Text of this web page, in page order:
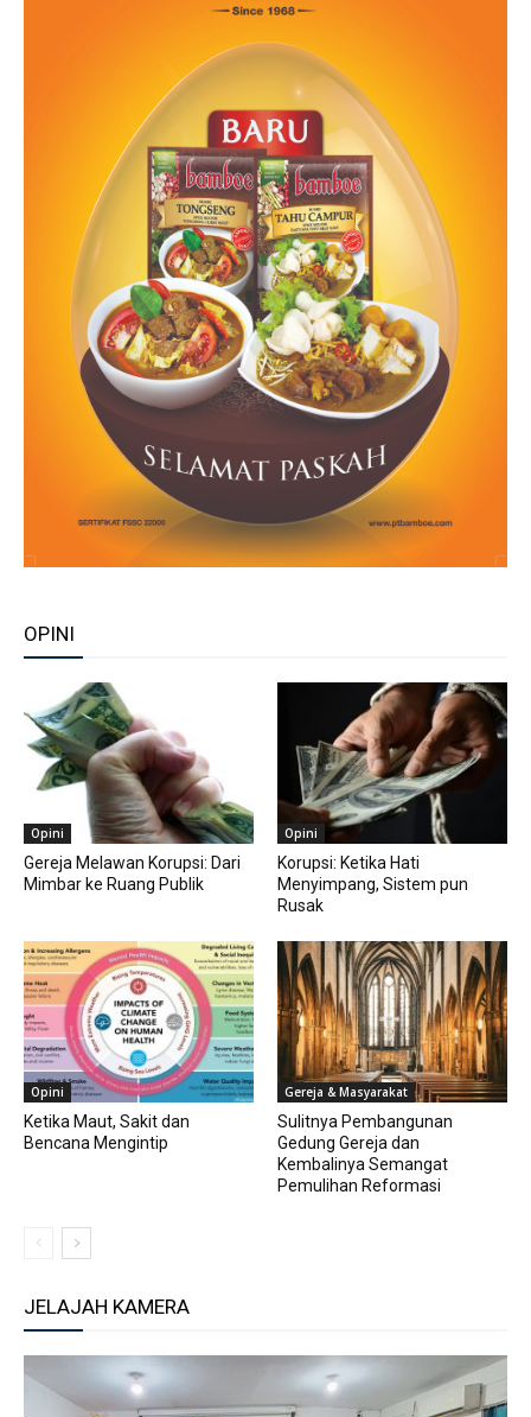
OPINI
Opini
Gereja Melawan Korupsi: Dari
Mimbar ke Ruang Publik
Opini
Korupsi: Ketika Hati
Menyimpang, Sistem pun
Rusak
Opini
Ketika Maut, Sakit dan
Bencana Mengintip
Gereja & Masyarakat
Sulitnya Pembangunan
Gedung Gereja dan
Kembalinya Semangat
Pemulihan Reformasi
JELAJAH KAMERA